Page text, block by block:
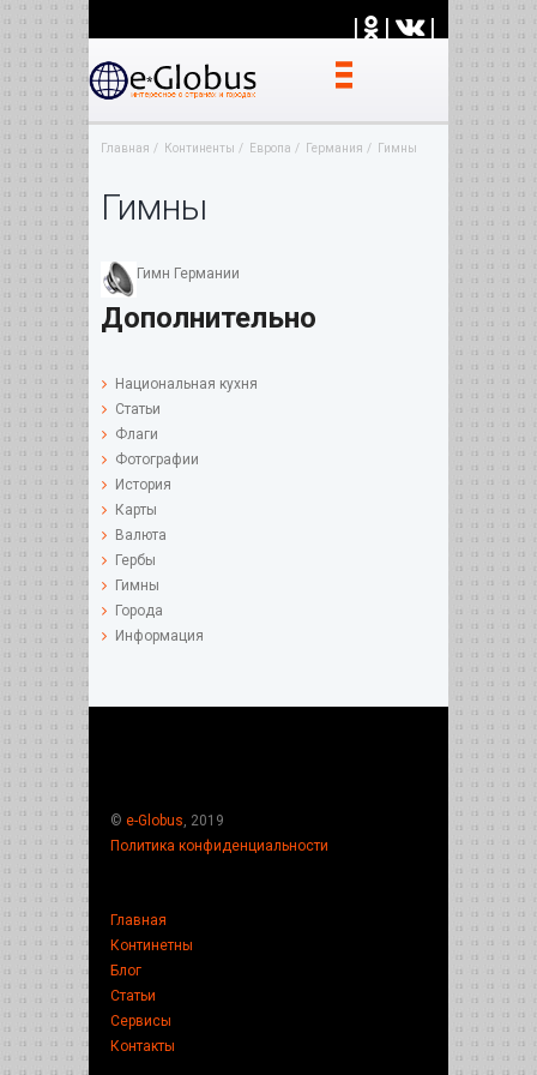
| | |
Главная Континенты Европа Германия Гимны
Гимны
Гимн Германии
Дополнительно
Национальная кухня
Статьи
Флаги
Фотографии
История
Карты
Валюта
Гербы
Гимны
Города
Информация
© e-Globus , 2019
Политика конфиденциальности
Главная
Континетны
Блог
Статьи
Сервисы
Контакты